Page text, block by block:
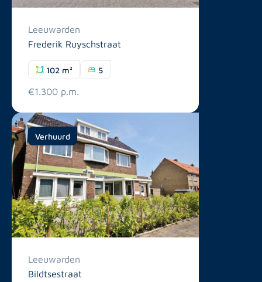
Leeuwarden
Frederik Ruyschstraat
102 m² 5
€1.300 p.m.
Verhuurd
Leeuwarden
Bildtsestraat